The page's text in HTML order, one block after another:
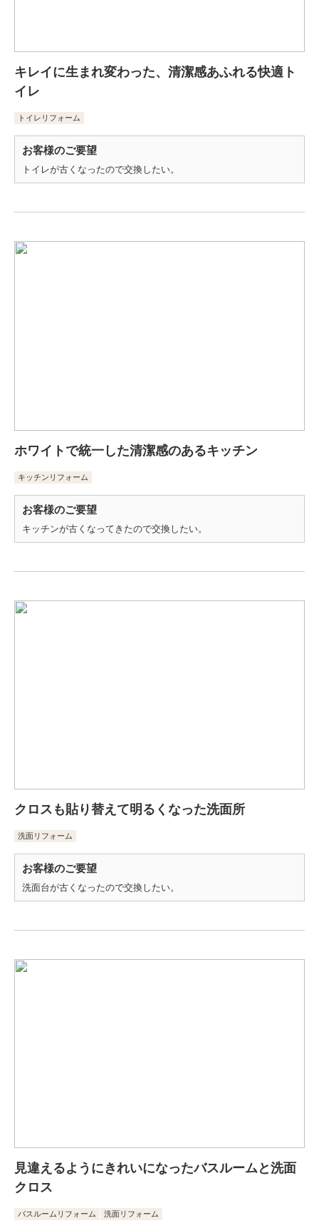
キレイに生まれ変わった、清潔感あふれる快適ト
イレ
トイレリフォーム
お客様のご要望
トイレが古くなったので交換したい。
ホワイトで統一した清潔感のあるキッチン
キッチンリフォーム
お客様のご要望
キッチンが古くなってきたので交換したい。
クロスも貼り替えて明るくなった洗面所
洗面リフォーム
お客様のご要望
洗面台が古くなったので交換したい。
見違えるようにきれいになったバスルームと洗面
クロス
バスルームリフォーム 洗面リフォーム